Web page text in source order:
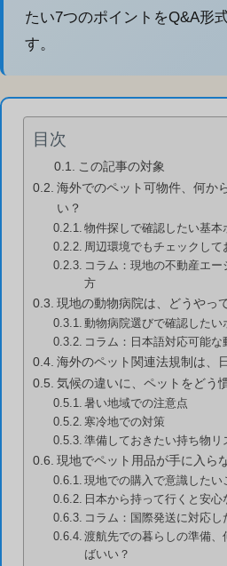
たい7つのポイントをQ&A形
す。
目次
この記事の対象
海外でのペット可物件、何か
い？
物件探しで確認したい基本
周辺環境でもチェックして
コラム：現地の不動産エー
方
現地の動物病院は、どうやっ
動物病院選びで確認したい
コラム：日本語対応可能
海外のペット関連法規制は、
気候の違いに、ペットをどう
暑い地域での注意点
寒冷地での対策
準備しておきたい持ち物リ
現地でペット用品が手に入ら
現地での購入で意識したい
日本から持って行くと安心
コラム：国際発送に対応し
渡航先での暮らしの準備、
ばいい？